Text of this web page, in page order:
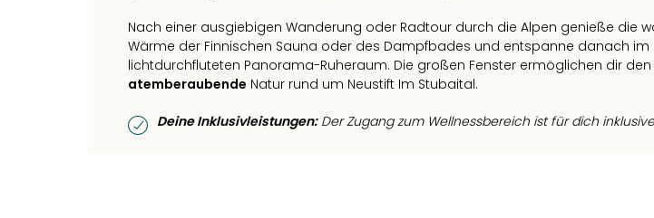
Nach einer ausgiebigen Wanderung oder Radtour durch die Alpen genieße die
Wärme der Finnischen Sauna oder des Dampfbades und entspanne danach im
lichtdurchfluteten Panorama-Ruheraum. Die großen Fenster ermöglichen dir den
atemberaubende Natur rund um Neustift Im Stubaital.
Deine Inklusivleistungen:Der Zugang zum Wellnessbereich ist für dich